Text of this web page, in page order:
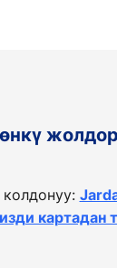
картадан